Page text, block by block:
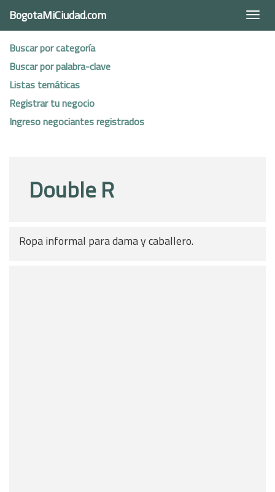
BogotaMiCiudad.com
Buscar por categoría
Buscar por palabra-clave
Listas temáticas
Registrar tu negocio
Ingreso negociantes registrados
Double R
Ropa informal para dama y caballero.